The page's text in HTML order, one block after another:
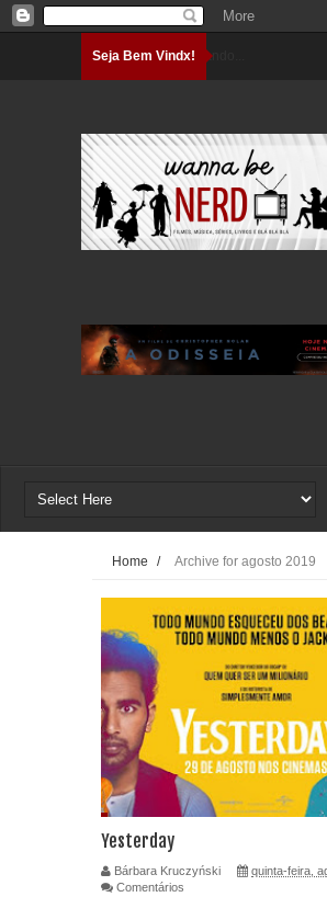
Seja Bem Vindx!Carregando...
Home / Archive for agosto 2019
Yesterday
Bárbara Kruczyński
quinta-feira,
Comentários